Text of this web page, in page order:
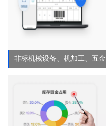
非标机械设备、机加工、五